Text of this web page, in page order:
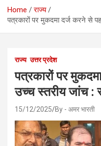
Home
राज्य
पत्रकारों पर मुकदमा दर्ज करने से
राज्य उत्तर प्रदेश
पत्रकारों पर
उच्च स्तरीय जांच :
15/12/2025 By - अमर भारती